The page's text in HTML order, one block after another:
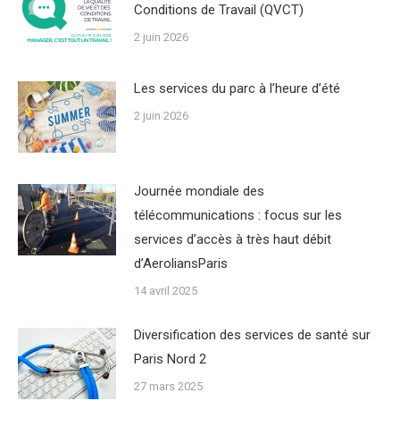
Conditions de Travail (QVCT)
2 juin 2026
Les services du parc à l’heure d’été
2 juin 2026
Journée mondiale des
télécommunications : focus sur les
services d’accès à très haut débit
d’AeroliansParis
14 avril 2025
Diversification des services de santé sur
Paris Nord 2
27 mars 2025